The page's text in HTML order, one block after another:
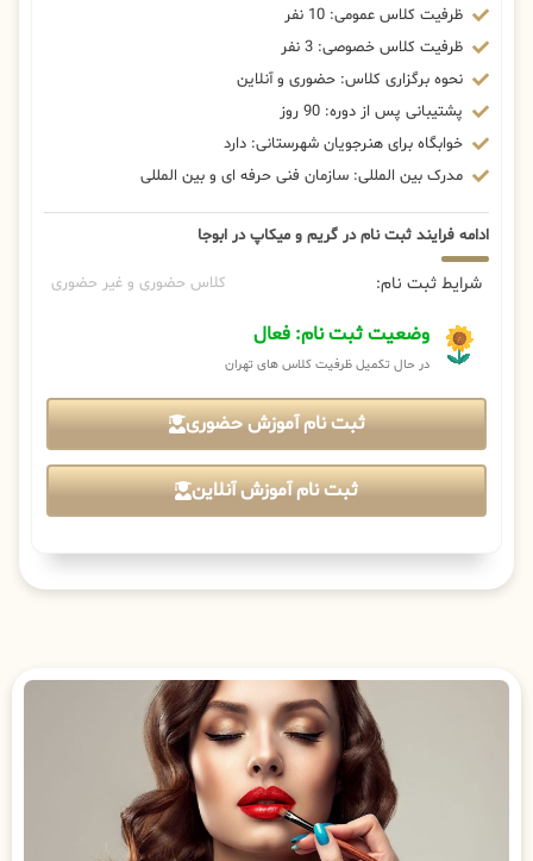
ظرفیت کلاس عمومی: 10 نفر
ظرفیت کلاس خصوصی: 3 نفر
نحوه برگزاری کلاس: حضوری و آنلاین
پشتیبانی پس از دوره: 90 روز
خوابگاه برای هنرجویان شهرستانی: دارد
مدرک بین المللی: سازمان فنی حرفه ای و بین المللی
ادامه فرایند ثبت نام در گریم و میکاپ در ابوجا
شرایط ثبت نام: کلاس حضوری و غیر حضوری
وضعیت ثبت نام: فعال
در حال تکمیل ظرفیت کلاس های تهران
ثبت نام آموزش حضوری
ثبت نام آموزش آنلاین